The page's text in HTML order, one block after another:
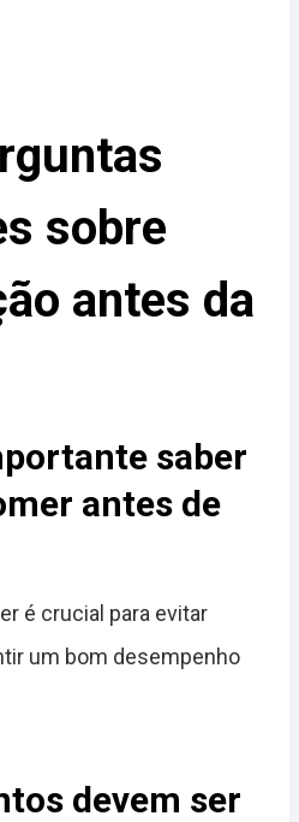
sobre
antes da
saber
antes de
é crucial para evitar
um bom desempenho
devem ser